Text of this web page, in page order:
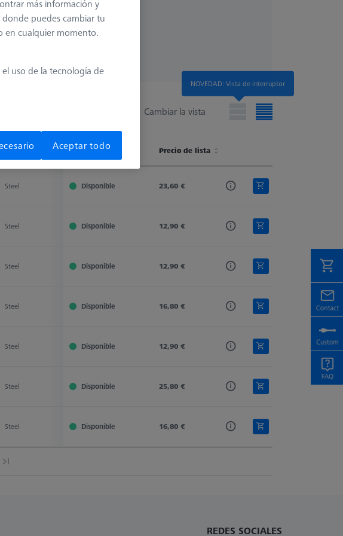
Cambiar la vista
Material Connection Type Connection Type Out
Disponibilidad Precio de lista
Material Connection Type
Disponibilidad
Steel M3 M3
Disponible 23,60 €
Steel M3 M3
Disponible 12,90 €
Steel M3 M3 Stylus Extension
Disponible 12,90 €
Steel M3 M3 Stylus Extension
Disponible 16,80 €
Steel M3 M3 Stylus Extension
Disponible 12,90 €
Steel M3 M3 Stylus Extension
Disponible 25,80 €
Steel M3 M3
Disponible 16,80 €
REDES SOCIALES
NOVEDAD: Vista de interruptor
más información y
donde puedes cambiar tu
en cualquier momento.
uso de la tecnología de
Aceptar todo